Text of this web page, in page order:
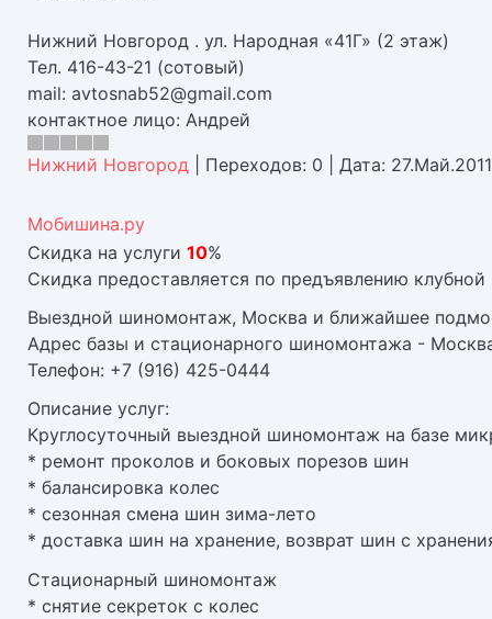
Нижний Новгород . ул. Народная «41Г» (2 этаж)
Тел. 416-43-21 (сотовый)
mail: avtosnab52@gmail.com
контактное лицо: Андрей
Нижний Новгород| Переходов: 0 Дата: 27.Май.2011
Мобишина.ру
Скидка на услуги 10%
Скидка предоставляется по предъявлению клубной
Выездной шиномонтаж, Москва и ближайшее
Адрес базы и стационарного шиномонтажа -
Телефон: +7 (916) 425-0444
Описание услуг:
Круглосуточный выездной шиномонтаж на базе
* ремонт проколов и боковых порезов шин
* балансировка колес
* сезонная смена шин зима-лето
* доставка шин на хранение, возврат шин с
Стационарный шиномонтаж
* снятие секреток с колес